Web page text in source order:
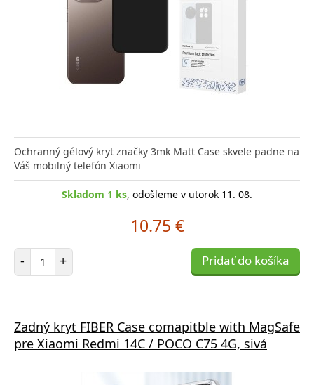
Ochranný gélový kryt značky 3mk Matt Case skvele padne na
Váš mobilný telefón Xiaomi
Skladom 1 ks, odošleme v utorok 11. 08.
10.75 €
- Počet položiek
+ Pridať do košíka
Zadný kryt FIBER Case comapitble with MagSafe
pre Xiaomi Redmi 14C / POCO C75 4G, sivá